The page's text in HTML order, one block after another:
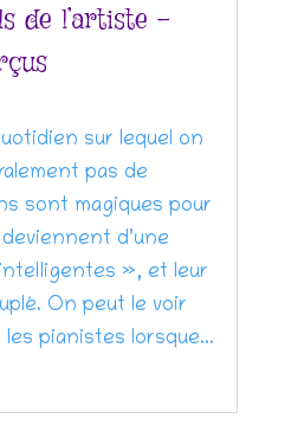
de l’artiste –
sur lequel on
pas de
sont magiques pour
d’une
», et leur
On peut le voir
pianistes lorsque...